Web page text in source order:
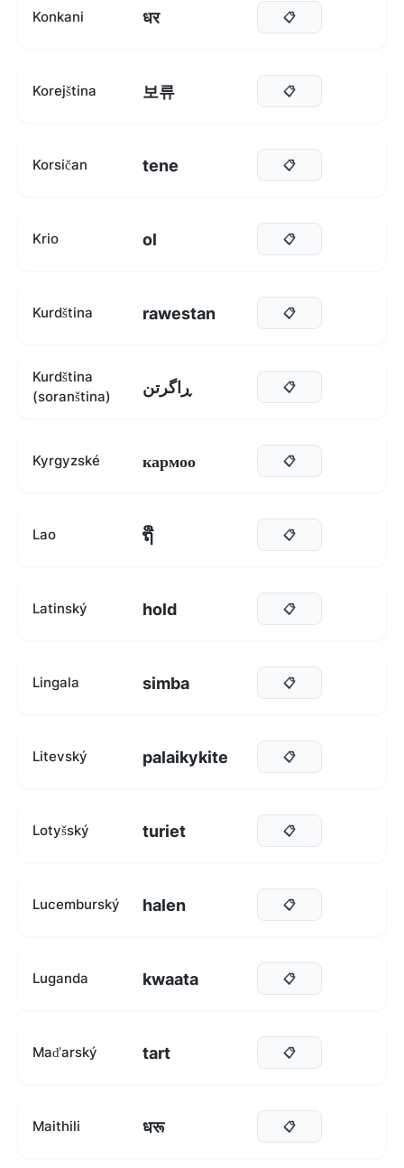
Konkani धर 📋
Korejština 보류 📋
Korsičan tene 📋
Krio ol 📋
Kurdština rawestan 📋
Kurdština
(soranština)
ڕاگرتن 📋
Kyrgyzské кармоо 📋
Lao ຖື 📋
Latinský hold 📋
Lingala simba 📋
Litevský palaikykite 📋
Lotyšský turiet 📋
Lucemburský halen 📋
Luganda kwaata 📋
Maďarský tart 📋
Maithili धरू 📋